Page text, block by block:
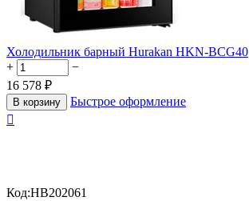
Холодильник барный Hurakan HKN-BCG40
+
−
16 578 ₽
В корзину
Быстрое оформление

Код:HB202061